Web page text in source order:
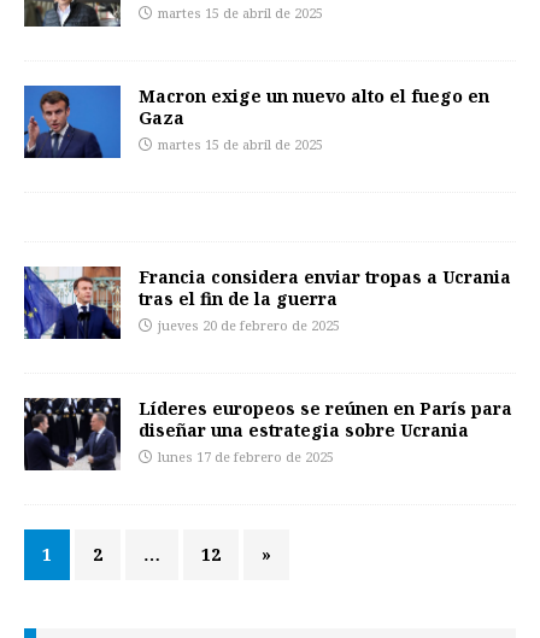
martes 15 de abril de 2025
Macron exige un nuevo alto el fuego en
Gaza
martes 15 de abril de 2025
Francia considera enviar tropas a Ucrania
tras el fin de la guerra
jueves 20 de febrero de 2025
Líderes europeos se reúnen en París para
diseñar una estrategia sobre Ucrania
lunes 17 de febrero de 2025
1 2 … 12 »